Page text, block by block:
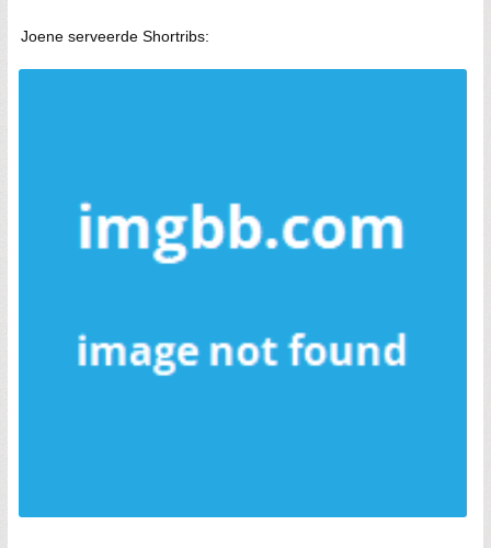
Joene serveerde Shortribs: